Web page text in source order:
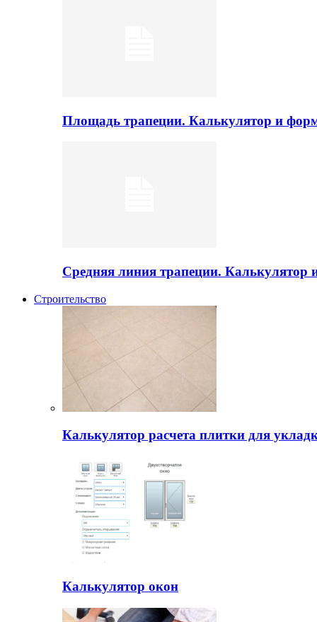
Площадь трапеции. Калькулятор и
Средняя линия трапеции.
Строительство
Калькулятор расчета плитки для
Калькулятор окон